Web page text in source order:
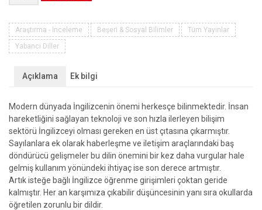
ÇIRPIDA
DETAYDA
TÜRKÇE
AÇIKLAMALI
GRAMER
Araştırma - İnceleme Beşeri & Sosyal Bilimler
Tüm Yayınlar
Yabancı Diller
Açıklama Ek bilgi
Modern dünyada İngilizcenin önemi herkesçe bilinmektedir. İnsan
hareketliğini sağlayan teknoloji ve son hızla ilerleyen bilişim
sektörü İngilizceyi olması gereken en üst çıtasına çıkarmıştır.
Sayılanlara ek olarak haberleşme ve iletişim araçlarındaki baş
döndürücü gelişmeler bu dilin önemini bir kez daha vurgular hale
gelmiş kullanım yönündeki ihtiyaç ise son derece artmıştır.
Artık isteğe bağlı İngilizce öğrenme girişimleri çoktan geride
kalmıştır. Her an karşımıza çıkabilir düşüncesinin yanı sıra okullarda
öğretilen zorunlu bir dildir.